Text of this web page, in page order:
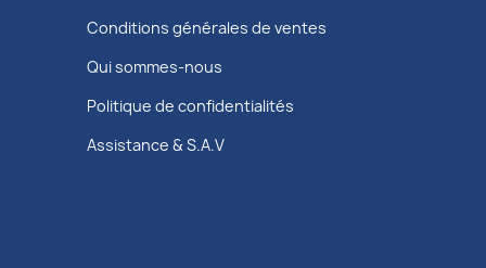
Conditions générales de ventes
Qui sommes-nous
Politique de confidentialités
Assistance & S.A.V